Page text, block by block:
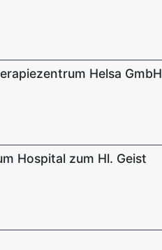
Helsa GmbH
Hospital zum Hl. Geist